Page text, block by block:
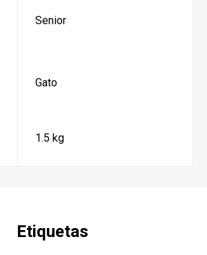
Senior
Gato
1.5 kg
Etiquetas